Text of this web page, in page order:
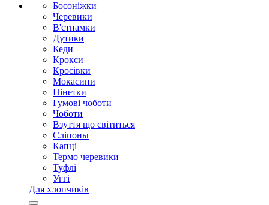
Босоніжки
Черевики
В'єтнамки
Дутики
Кеди
Крокси
Кросівки
Мокасини
Пінетки
Гумові чоботи
Чоботи
Взуття що світиться
Сліпоны
Капці
Термо черевики
Туфлі
Уггі
Для хлопчиків